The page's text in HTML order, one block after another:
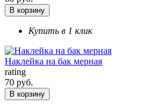
В корзину
Купить в 1 клик
Наклейка на бак мерная
rating
70 руб.
В корзину